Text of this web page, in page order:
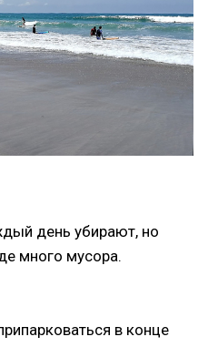
день убирают, но
много мусора.
в конце